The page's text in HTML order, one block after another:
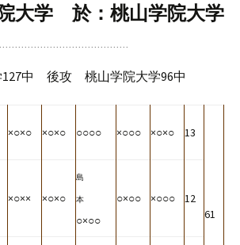
大学 於：桃山学院大学
中 後攻 桃山学院大学96中
×○×○ ×○×○ ○○○○ ×○○○ ×○×○ 13
61
×○×× ×○×○
島
本
○×○○
○×○○ ×○○○ 12